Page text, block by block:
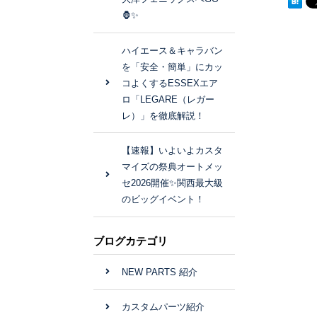
🦍✨
ハイエース＆キャラバン
を「安全・簡単」にカッ
コよくするESSEXエア
ロ「LEGARE（レガー
レ）」を徹底解説！
【速報】いよいよカスタ
マイズの祭典オートメッ
セ2026開催✨関西最大級
のビッグイベント！
ブログカテゴリ
NEW PARTS 紹介
カスタムパーツ紹介